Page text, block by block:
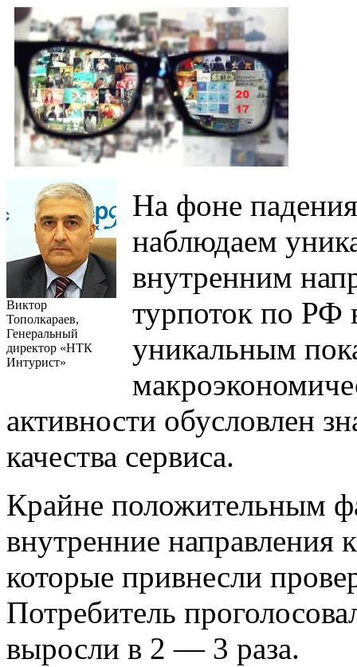
Виктор
Тополкараев,
Генеральный
директор «НТК
Интурист»
На фоне
наблюдаем
внутренним
турпоток по РФ
уникальным
активности обусловлен
качества сервиса.
Крайне положительным
внутренние направления
которые привнесли
Потребитель
выросли в 2 — 3 раза.